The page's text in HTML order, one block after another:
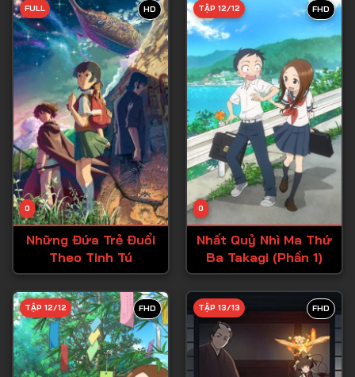
Tập 18
Tập 19
Tập 20
Tập 21
Tập 22
Tập 23
Tập 24
Tập 25
Tập 26
Tập 29
Tập 30
Tập 31
HD
0
FULL
Những Đứa Trẻ Đuổi
Theo Tinh Tú
FHD
0
TẬP 12/12
Nhất Quỷ Nhì Ma Thứ
Ba Takagi (Phần 1)
FHD
TẬP 12/12 FHD
TẬP 13/13